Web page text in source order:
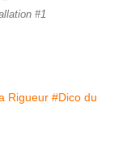
#1
Rigueur #Dico du